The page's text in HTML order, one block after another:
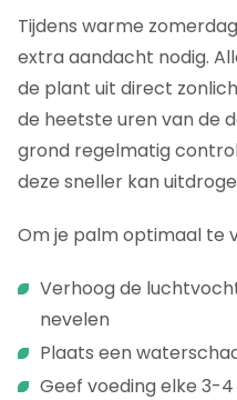
Tijdens warme
extra aandacht nodig.
de plant uit direct
de heetste uren van de
grond regelmatig
deze sneller kan
Om je palm optimaal te
Verhoog de
nevelen
Plaats een
Geef voeding elke 3-